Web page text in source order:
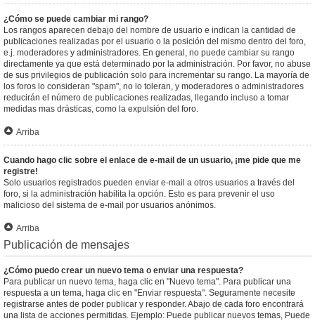
¿Cómo se puede cambiar mi rango?
Los rangos aparecen debajo del nombre de usuario e indican la cantidad de
publicaciones realizadas por el usuario o la posición del mismo dentro del foro,
e.j. moderadores y administradores. En general, no puede cambiar su rango
directamente ya que está determinado por la administración. Por favor, no abuse
de sus privilegios de publicación solo para incrementar su rango. La mayoría de
los foros lo consideran "spam", no lo toleran, y moderadores o administradores
reducirán el número de publicaciones realizadas, llegando incluso a tomar
medidas mas drásticas, como la expulsión del foro.
Arriba
Cuando hago clic sobre el enlace de e-mail de un usuario, ¡me pide que me
registre!
Solo usuarios registrados pueden enviar e-mail a otros usuarios a través del
foro, si la administración habilita la opción. Esto es para prevenir el uso
malicioso del sistema de e-mail por usuarios anónimos.
Arriba
Publicación de mensajes
¿Cómo puedo crear un nuevo tema o enviar una respuesta?
Para publicar un nuevo tema, haga clic en "Nuevo tema". Para publicar una
respuesta a un tema, haga clic en "Enviar respuesta". Seguramente necesite
registrarse antes de poder publicar y responder. Abajo de cada foro encontrará
una lista de acciones permitidas. Ejemplo: Puede publicar nuevos temas, Puede